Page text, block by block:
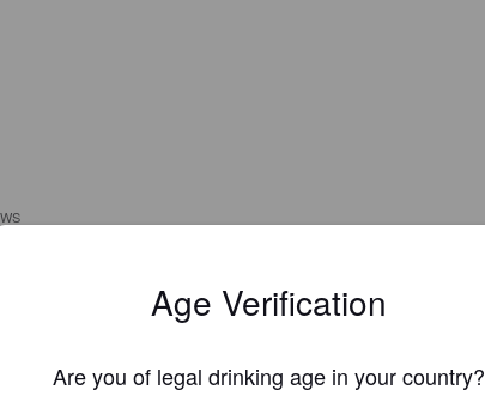
Age Verification
Are you of legal drinking age in your country?